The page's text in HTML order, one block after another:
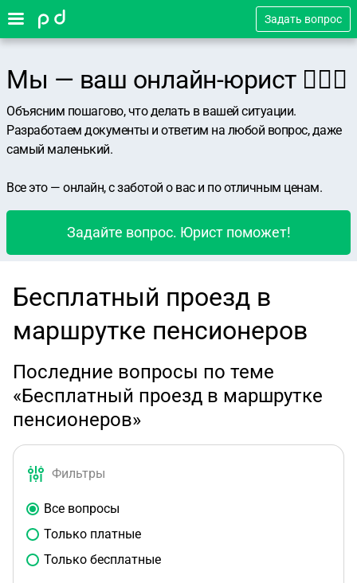
Задать вопрос
Мы — ваш онлайн-юрист 👨🏻‍⚖️
Объясним пошагово, что делать в вашей ситуации.
Разработаем документы и ответим на любой вопрос, даже
самый маленький.
Все это — онлайн, с заботой о вас и по отличным ценам.
Задайте вопрос. Юрист поможет!
Бесплатный проезд в
маршрутке пенсионеров
Последние вопросы по теме
«Бесплатный проезд в маршрутке
пенсионеров»
Фильтры
Все вопросы
Только платные
Только бесплатные